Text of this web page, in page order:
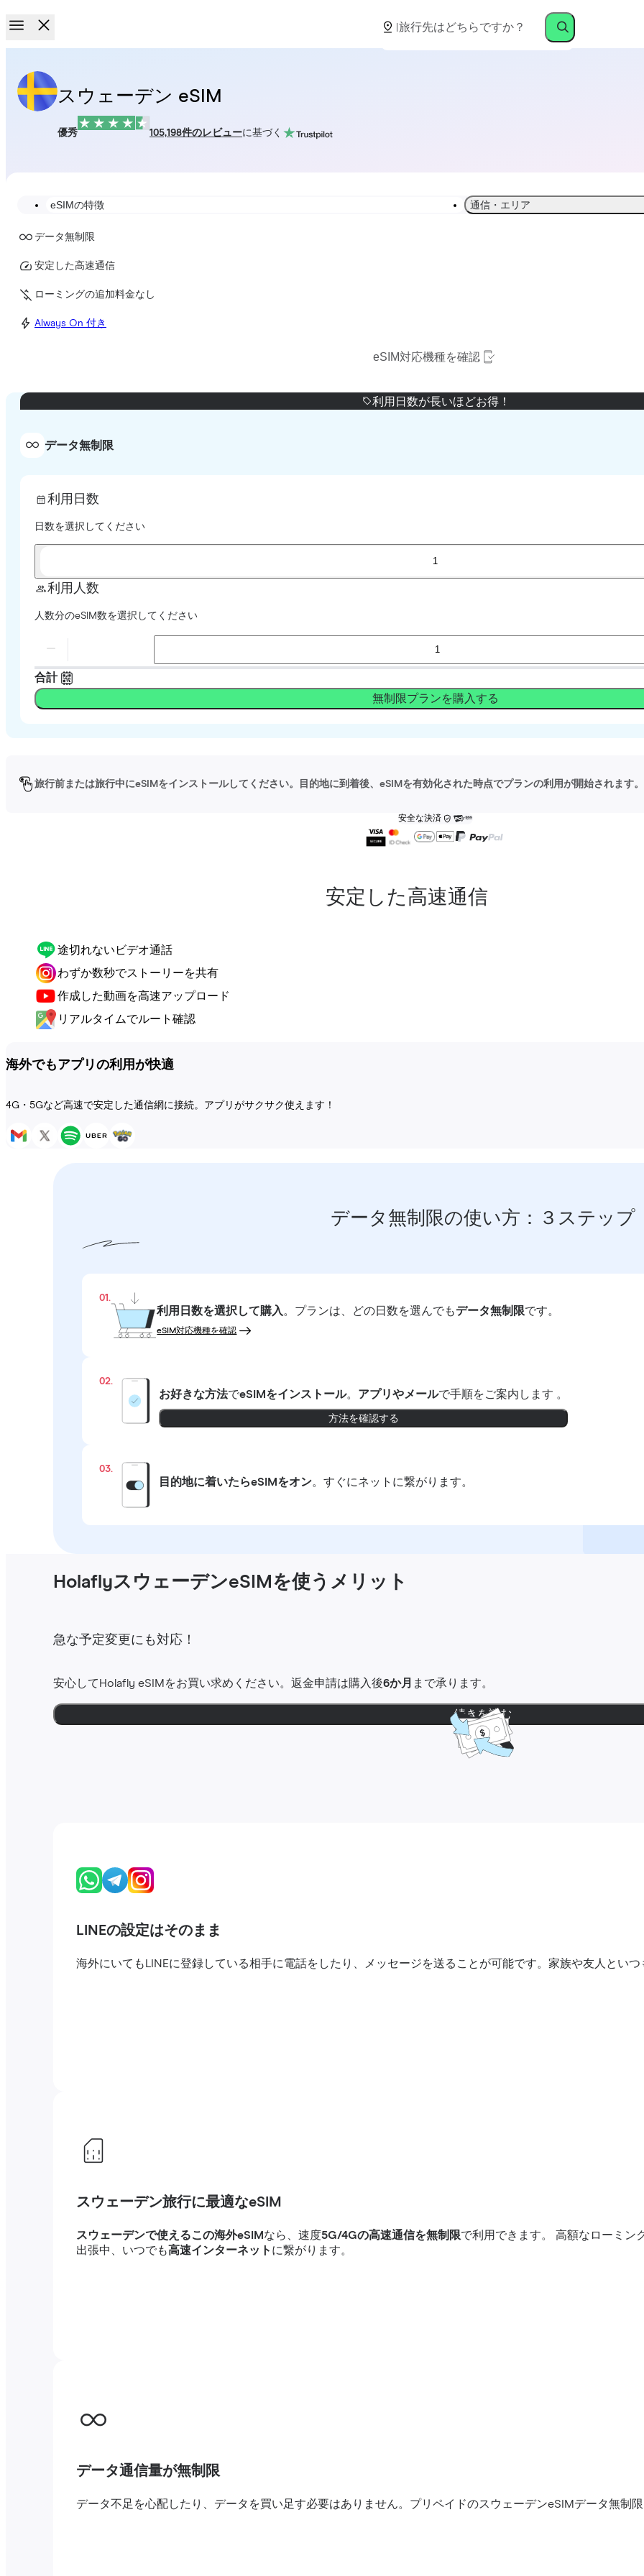
スウェーデン eSIM
優秀 105,198件のレビューに基づく
eSIMの特徴 通信・エリア
データ無制限
安定した高速通信
ローミングの追加料金なし
Always On 付き
eSIM対応機種を確認
利用日数が長いほどお得！
データ無制限
利用日数
日数を選択してください
1
利用人数
人数分のeSIM数を選択してください
合計
無制限プランを購入する
旅行前または旅行中にeSIMをインストールしてください。目的地に到着後、eSIMを有効化された時点でプランの利用が開始されます。
安全な決済
安定した高速通信
途切れないビデオ通話
わずか数秒でストーリーを共有
作成した動画を高速アップロード
リアルタイムでルート確認
海外でもアプリの利用が快適
4G・5Gなど高速で安定した通信網に接続。アプリがサクサク使えます！
データ無制限の使い方：３ステップ
01.
利用日数を選択して購入 。プランは、どの日数を選んでもデータ無制限です。
eSIM対応機種を確認
02.
お好きな方法でeSIMをインストール。 アプリやメールで手順をご案内します 。
方法を確認する
03.
目的地に着いたらeSIMをオン。すぐにネットに繋がります。
HolaflyスウェーデンeSIMを使うメリット
急な予定変更にも対応！
安心してHolafly eSIMをお買い求めください。返金申請は購入後6か月 まで承ります。
続きを読む
LINEの設定はそのまま
海外にいてもLINEに登録している相手に電話をしたり、メッセージを送ることが可能です。家族や友人といつ
スウェーデン旅行に最適なeSIM
スウェーデンで使えるこの海外eSIM なら、速度5G/4Gの高速通信を無制限で利用できます。 高額なローミン
出張中、いつでも高速インターネット に繋がります。
データ通信量が無制限
データ不足を心配したり、データを買い足す必要はありません。プリペイドのスウェーデンeSIMデータ無制